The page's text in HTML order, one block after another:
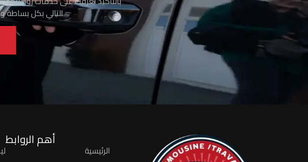
التالي بكل
أهم الروابط
الرئيسية